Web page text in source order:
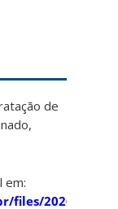
de
em:
files/2026/05/